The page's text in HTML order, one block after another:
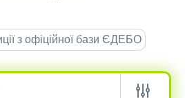
з офіційної бази ЄДЕБО